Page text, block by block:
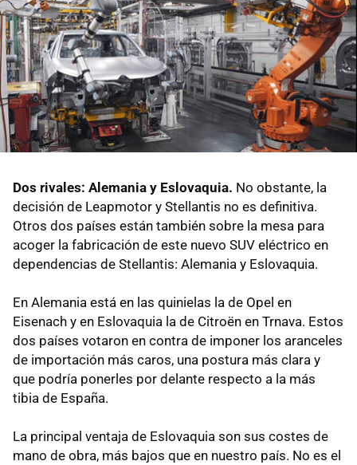
Dos rivales: Alemania y Eslovaquia. No obstante, la
decisión de Leapmotor y Stellantis no es definitiva.
Otros dos países están también sobre la mesa para
acoger la fabricación de este nuevo SUV eléctrico en
dependencias de Stellantis: Alemania y Eslovaquia.
En Alemania está en las quinielas la de Opel en
Eisenach y en Eslovaquia la de Citroën en Trnava. Estos
dos países votaron en contra de imponer los aranceles
de importación más caros, una postura más clara y
que podría ponerles por delante respecto a la más
tibia de España.
La principal ventaja de Eslovaquia son sus costes de
mano de obra, más bajos que en nuestro país. No es el